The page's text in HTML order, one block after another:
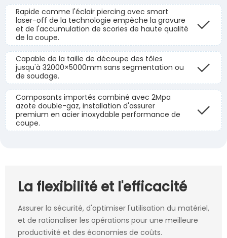
Rapide comme l'éclair piercing avec smart
laser-off de la technologie empêche la gravure
et de l'accumulation de scories de haute qualité
de la coupe.
Capable de la taille de découpe des tôles
jusqu'à 32000×5000mm sans segmentation ou
de soudage.
Composants importés combiné avec 2Mpa
azote double-gaz, installation d'assurer
premium en acier inoxydable performance de
coupe.
La flexibilité et l'efficacité
Assurer la sécurité, d'optimiser l'utilisation du matériel,
et de rationaliser les opérations pour une meilleure
productivité et des économies de coûts.